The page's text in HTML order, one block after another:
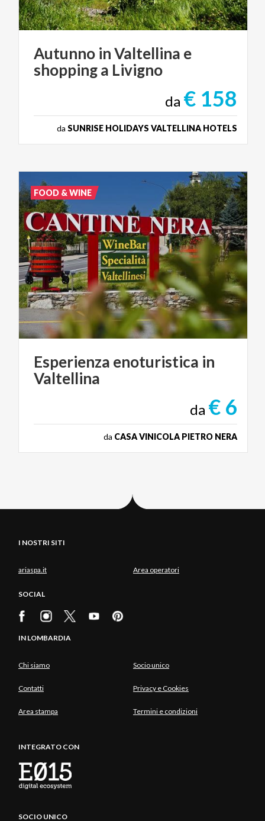
Autunno inValtellina e
shoppinga Livigno
da € 158
da SUNRISE HOLIDAYS VALTELLINA HOTELS
Esperienza enoturistica in
Valtellina
da € 6
da CASA VINICOLA PIETRO NERA
FOOD & WINE
I NOSTRI SITI
ariaspa.it Area operatori
SOCIAL
IN LOMBARDIA
Chi siamo Socio unico
Contatti Privacy e Cookies
Area stampa Termini e condizioni
INTEGRATO CON
SOCIO UNICO